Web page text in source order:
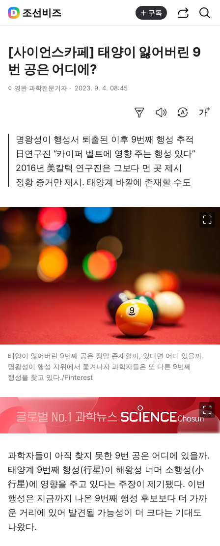
조선비즈 구독
[사이언스카페] 태양이 잃어버린 9
번 공은 어디에?
이영완 과학전문기자 2023. 9. 4. 08:45
명왕성이 행성서 퇴출된 이후 9번째 행성 추적
日연구진 “카이퍼 벨트에 영향 주는 행성 있다”
2016년 美칼텍 연구진은 그보다 먼 곳 제시
정황 증거만 제시. 태양계 바깥에 존재할 수도
태양이 잃어버린 9번째 공은 정말 존재할까, 있다면 어디 있을까.
명왕성이 행성 지위에서 쫓겨나자 과학자들은 또 다른 9번쩨
행성을 찾고 있다./Pinterest
과학자들이 아직 찾지 못한 9번 공은 어디에 있을까.
태양계 9번째 행성(行星)이 해왕성 너머 소행성(小
行星)에 영향을 주고 있다는 주장이 제기됐다. 이번
행성은 지금까지 나온 9번째 행성 후보보다 더 가까
운 거리에 있어 발견될 가능성이 더 크다는 기대도
나왔다.